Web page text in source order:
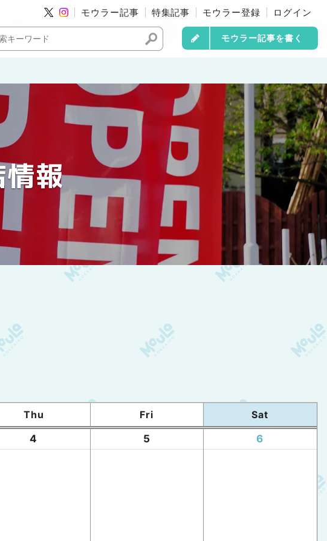
モウラー記事 特集記事 モウラー登録 ログイン
モウラー記事を書く
報
Thu Fri
Sat
4 5 6